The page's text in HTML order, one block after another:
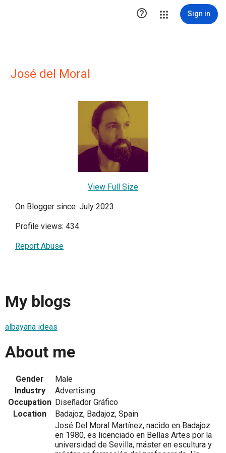
 Sign in
José del Moral
View Full Size
On Blogger since: July 2023
Profile views: 434
Report Abuse
My blogs
albayana ideas
About me
Gender
Male
Industry
Advertising
Occupation Diseñador Gráfico
Location
Badajoz, Badajoz, Spain
José Del Moral Martínez, nacido en Badajoz
en 1980, es licenciado en Bellas Artes por la
universidad de Sevilla, máster en escultura y